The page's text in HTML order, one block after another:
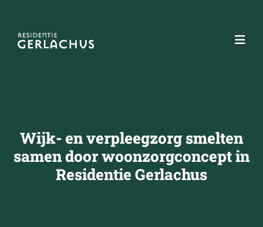
Wijk- en verpleegzorg smelten
samen door woonzorgconcept in
Residentie Gerlachus